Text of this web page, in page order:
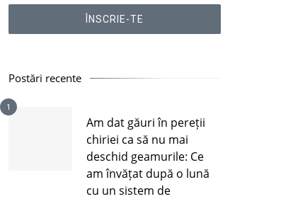
Postări recente
1
Am dat găuri în pereții
chiriei ca să nu mai
deschid geamurile: Ce
am învățat după o lună
cu un sistem de